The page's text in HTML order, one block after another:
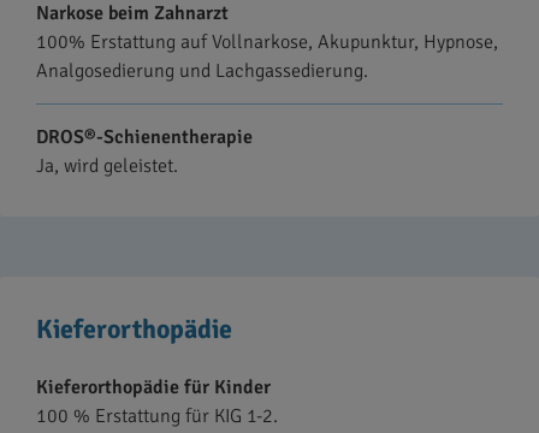
Narkose beim Zahnarzt
100% Erstattung auf Vollnarkose, Akupunktur, Hypnose,
Analgosedierung und Lachgassedierung.
DROS®-Schienentherapie
Ja, wird geleistet.
Kieferorthopädie
Kieferorthopädie für Kinder
100 % Erstattung für KIG 1-2.